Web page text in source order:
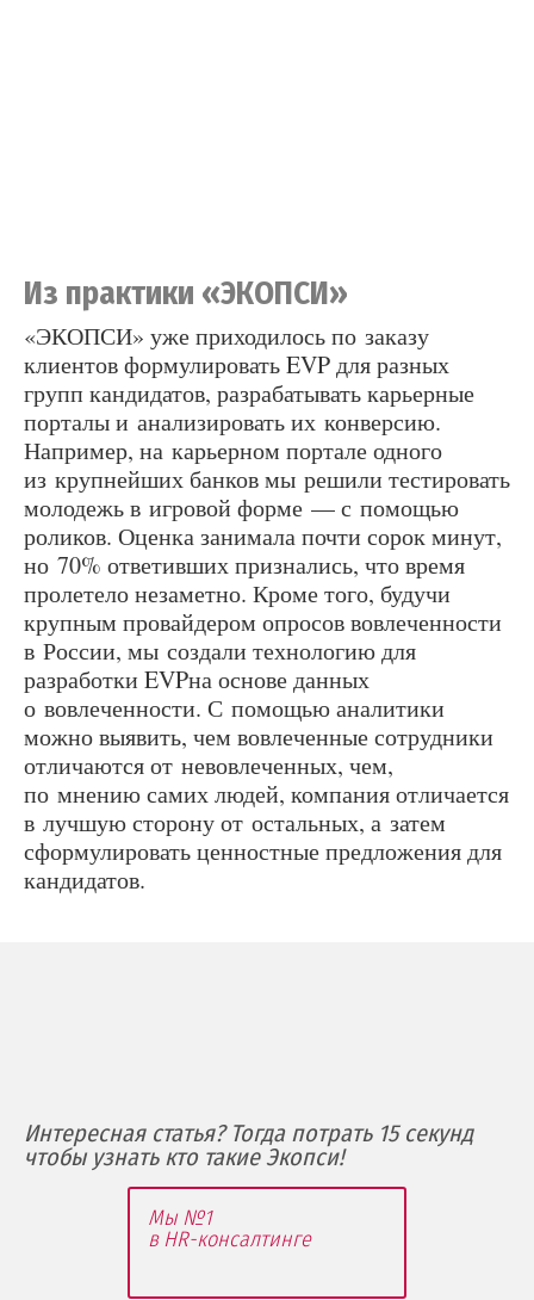
Из практики «ЭКОПСИ»
«ЭКОПСИ» уже приходилось по заказу
клиентов формулировать EVP для разных
групп кандидатов, разрабатывать карьерные
порталы и анализировать их конверсию.
Например, на карьерном портале одного
из крупнейших банков мы решили тестировать
молодежь в игровой форме — с помощью
роликов. Оценка занимала почти сорок минут,
но 70% ответивших признались, что время
пролетело незаметно. Кроме того, будучи
крупным провайдером опросов вовлеченности
в России, мы создали технологию для
разработки EVPна основе данных
о вовлеченности. С помощью аналитики
можно выявить, чем вовлеченные сотрудники
отличаются от невовлеченных, чем,
по мнению самих людей, компания отличается
в лучшую сторону от остальных, а затем
сформулировать ценностные предложения для
кандидатов.
Интересная статья? Тогда потрать 15 секунд
чтобы узнать кто такие Экопси!
Мы №1
в HR-консалтинге